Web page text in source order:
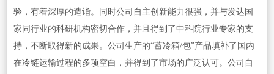
验，有着深厚的造诣。同时公司自主创新能力很强，并与发达国
家同行业的科研机构密切合作，并且得到了中科院行业专家的支
持，不断取得新的成果。公司生产的“蓄冷箱/包”产品填补了国内
在冷链运输过程的多项空白，并得到了市场的广泛认可。公司自